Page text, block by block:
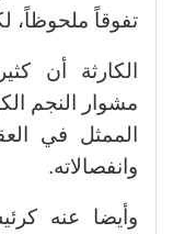
تفوقاً ملحوظاً،
الكارثة أن
مشوار النجم
الممثل في
وانفصالاته.
وأيضا عنه